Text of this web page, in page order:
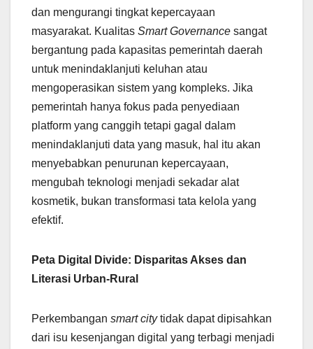
dan mengurangi tingkat kepercayaan
masyarakat. Kualitas Smart Governance sangat
bergantung pada kapasitas pemerintah daerah
untuk menindaklanjuti keluhan atau
mengoperasikan sistem yang kompleks. Jika
pemerintah hanya fokus pada penyediaan
platform yang canggih tetapi gagal dalam
menindaklanjuti data yang masuk, hal itu akan
menyebabkan penurunan kepercayaan,
mengubah teknologi menjadi sekadar alat
kosmetik, bukan transformasi tata kelola yang
efektif.
Peta Digital Divide: Disparitas Akses dan
Literasi Urban-Rural
Perkembangan smart citytidak dapat dipisahkan
dari isu kesenjangan digital yang terbagi menjadi